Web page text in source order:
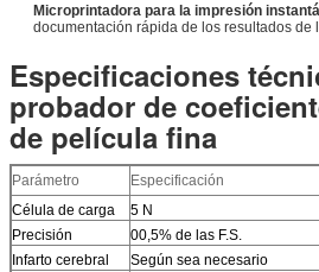
Microprintadora para la impresión
documentación rápida de los resultados de
Especificaciones
probador de
de película fina
Parámetro
Especificación
Célula de carga
5 N
Precisión
00,5% de las F.S.
Infarto cerebral
Según sea necesario